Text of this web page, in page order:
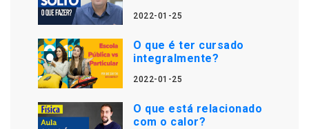
2022-01-25
O que é ter cursado
integralmente?
2022-01-25
O que está relacionado
com o calor?